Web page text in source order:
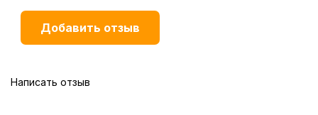
Написать отзыв